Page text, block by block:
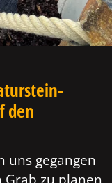
den
uns gegangen
Grab zu planen